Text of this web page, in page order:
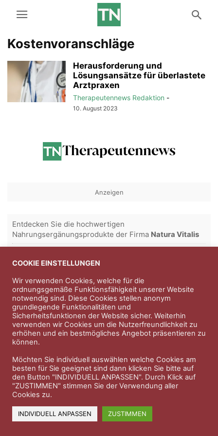
Kostenvoranschläge
Herausforderung und
Lösungsansätze für überlastete
Arztpraxen
Therapeutennews Redaktion -
10. August 2023
Anzeigen
Entdecken Sie die hochwertigen
Nahrungsergänungsprodukte der Firma Natura Vitalis
Versicherungen und Finanzdienstleistungen seit 1986 -
Impressum Nutzungsbedingungen
Datenschutzerklärung Therapeutenkatalog Über uns
COOKIE EINSTELLUNGEN
Wir verwenden Cookies, welche für die
ordnungsgemäße Funktionsfähigkeit unserer Website
notwendig sind. Diese Cookies stellen anonym
grundlegende Funktionalitäten und
Sicherheitsfunktionen der Website sicher. Weiterhin
verwenden wir Cookies um die Nutzerfreundlichkeit zu
erhöhen und ein bestmögliches Angebot präsentieren zu
können.
Möchten Sie individuell auswählen welche Cookies am
besten für Sie geeignet sind dann klicken Sie bitte auf
den Button "INDIVIDUELL ANPASSEN". Durch Klick auf
"ZUSTIMMEN" stimmen Sie der Verwendung aller
Cookies zu.
INDIVIDUELL ANPASSEN ZUSTIMMEN